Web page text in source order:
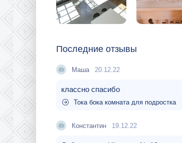
Последние отзывы
Маша 20.12.22
классно спасибо
Тока бока комната для подростка
Константин 19.12.22